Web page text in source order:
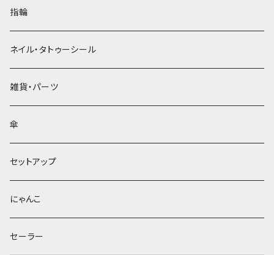
指輪
ネイル・タトゥーシール
雑貨・パーツ
傘
セットアップ
にゃんこ
セーラー